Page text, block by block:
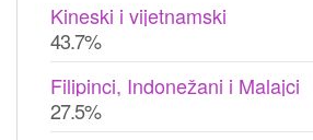
Kineski i vijetnamski
43.7%
Filipinci, Indonežani i Malajci
27.5%